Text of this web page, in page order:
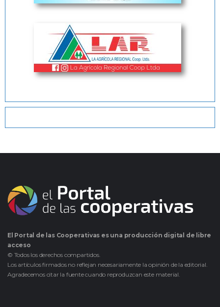
El Portal de las Cooperativas es una producción digital de libre
acceso
© Todos los derechos compartidos.
Los artículos firmados no reflejan necesariamente la opinión de la editorial.
Agradecemos citar la fuente cuando reproduzcan este material.